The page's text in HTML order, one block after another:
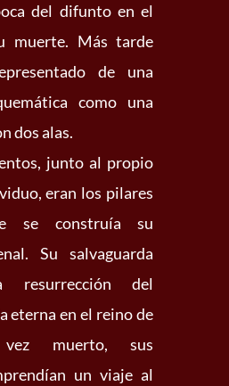
del difunto en el
muerte. Más tarde
de una
como una
dos alas.
junto al propio
eran los pilares
se construía su
Su salvaguarda
resurrección del
eterna en el reino de
muerto, sus
un viaje al